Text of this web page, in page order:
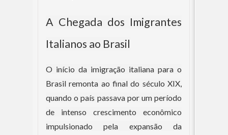
A Chegada dos Imigrantes
Italianos ao Brasil
O início da imigração italiana para o
Brasil remonta ao final do século XIX,
quando o país passava por um período
de intenso crescimento econômico
impulsionado pela expansão da